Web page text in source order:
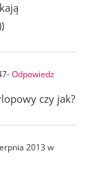
- Odpowiedz
czy jak?
2013 w